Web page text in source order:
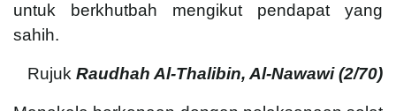
untuk berkhutbah mengikut pendapat yang
sahih.
Rujuk Raudhah Al-Thalibin, Al-Nawawi (2/70)